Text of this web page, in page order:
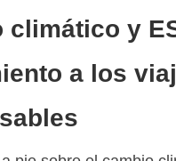
climático y
a los